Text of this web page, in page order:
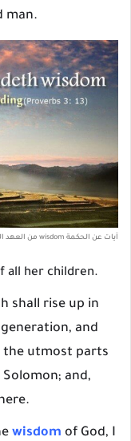
man.
آيات عن الحكمة wisdom من العهد الجديد عربي إنجليزي
all her children.
shall rise up in
and
the utmost parts
and,
wisdom of God, I